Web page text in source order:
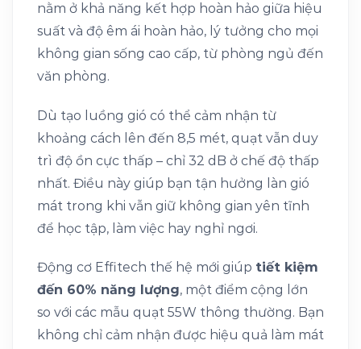
nằm ở khả năng kết hợp hoàn hảo giữa hiệu
suất và độ êm ái hoàn hảo, lý tưởng cho mọi
không gian sống cao cấp, từ phòng ngủ đến
văn phòng.
Dù tạo luồng gió có thể cảm nhận từ
khoảng cách lên đến 8,5 mét, quạt vẫn duy
trì độ ồn cực thấp – chỉ 32 dB ở chế độ thấp
nhất. Điều này giúp bạn tận hưởng làn gió
mát trong khi vẫn giữ không gian yên tĩnh
để học tập, làm việc hay nghỉ ngơi.
Động cơ Effitech thế hệ mới giúp tiết kiệm
đến 60% năng lượng, một điểm cộng lớn
so với các mẫu quạt 55W thông thường. Bạn
không chỉ cảm nhận được hiệu quả làm mát